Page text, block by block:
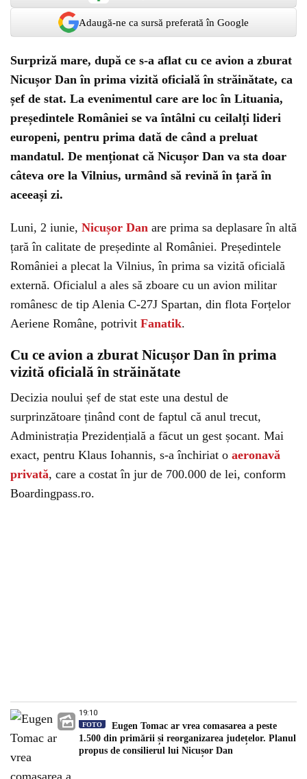
Adaugă-ne ca sursă preferată în Google
Surpriză mare, după ce s-a aflat cu ce avion a zburat
Nicușor Dan în prima vizită oficială în străinătate, ca
șef de stat. La evenimentul care are loc în Lituania,
președintele României se va întâlni cu ceilalți lideri
europeni, pentru prima dată de când a preluat
mandatul. De menționat că Nicușor Dan va sta doar
câteva ore la Vilnius, urmând să revină în țară în
aceeași zi.
Luni, 2 iunie, Nicușor Dan are prima sa deplasare în altă
țară în calitate de președinte al României. Președintele
României a plecat la Vilnius, în prima sa vizită oficială
externă. Oficialul a ales să zboare cu un avion militar
românesc de tip Alenia C-27J Spartan, din flota Forțelor
Aeriene Române, potrivit Fanatik.
Cu ce avion a zburat Nicușor Dan în prima
vizită oficială în străinătate
Decizia noului șef de stat este una destul de
surprinzătoare ținând cont de faptul că anul trecut,
Administrația Prezidențială a făcut un gest șocant. Mai
exact, pentru Klaus Iohannis, s-a închiriat o aeronavă
privată, care a costat în jur de 700.000 de lei, conform
Boardingpass.ro.
19:10
FOTO
Eugen Tomac ar vrea comasarea a peste
1.500 din primării și reorganizarea județelor. Planul
propus de consilierul lui Nicușor Dan